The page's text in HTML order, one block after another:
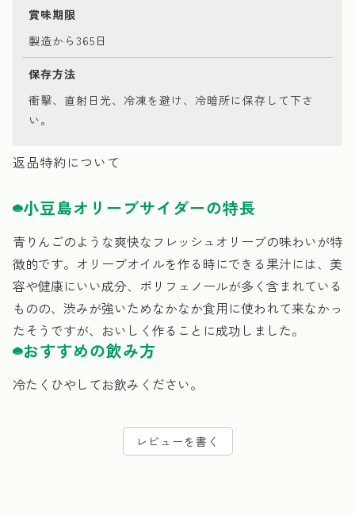
賞味期限
製造から365日
保存方法
衝撃、直射日光、冷凍を避け、冷暗所に保存して下さ
い。
返品特約について
小豆島オリーブサイダーの特長
青りんごのような爽快なフレッシュオリーブの味わいが特
徴的です。オリーブオイルを作る時にできる果汁には、美
容や健康にいい成分、ポリフェノールが多く含まれている
ものの、渋みが強いためなかなか食用に使われて来なかっ
たそうですが、おいしく作ることに成功しました。
おすすめの飲み方
冷たくひやしてお飲みください。
レビューを書く